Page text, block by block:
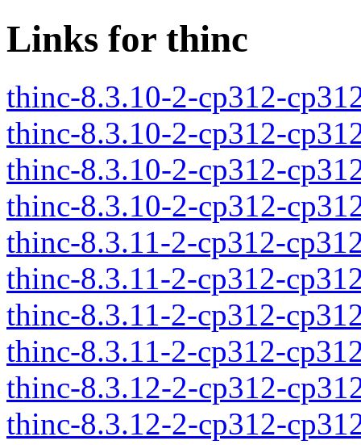
Links for thinc
thinc-8.3.10-2-cp312-
thinc-8.3.10-2-cp312-
thinc-8.3.10-2-cp312-
thinc-8.3.10-2-cp312-
thinc-8.3.11-2-cp312-
thinc-8.3.11-2-cp312-
thinc-8.3.11-2-cp312-
thinc-8.3.11-2-cp312-
thinc-8.3.12-2-cp312-
thinc-8.3.12-2-cp312-